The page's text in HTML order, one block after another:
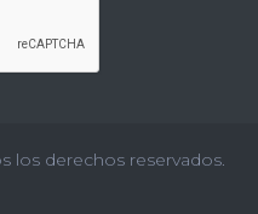
los derechos reservados.